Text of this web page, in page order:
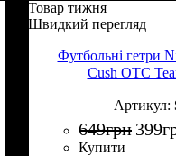
Товар тижня
Швидкий перегляд
Футбольні гетри
Cush OTC
649грн 399
Купити